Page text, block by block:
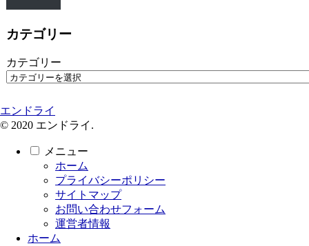
カテゴリー
カテゴリー
エンドライ
© 2020 エンドライ.
メニュー
ホーム
プライバシーポリシー
サイトマップ
お問い合わせフォーム
運営者情報
ホーム